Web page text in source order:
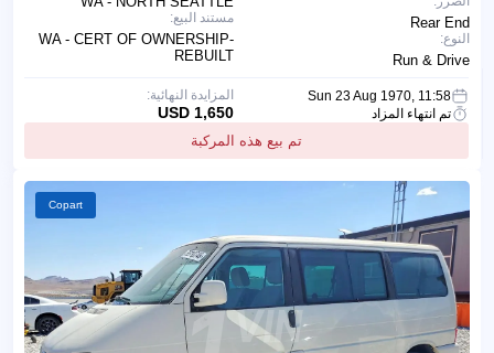
مستند البيع:
WA - CERT OF OWNERSHIP-
REBUILT
Rear End
النوع:
Run & Drive
Sun 23 Aug 1970, 11:58
تم انتهاء المزاد
تم بيع هذه المركبة
المزايدة النهائية:
1,650 USD
Copart